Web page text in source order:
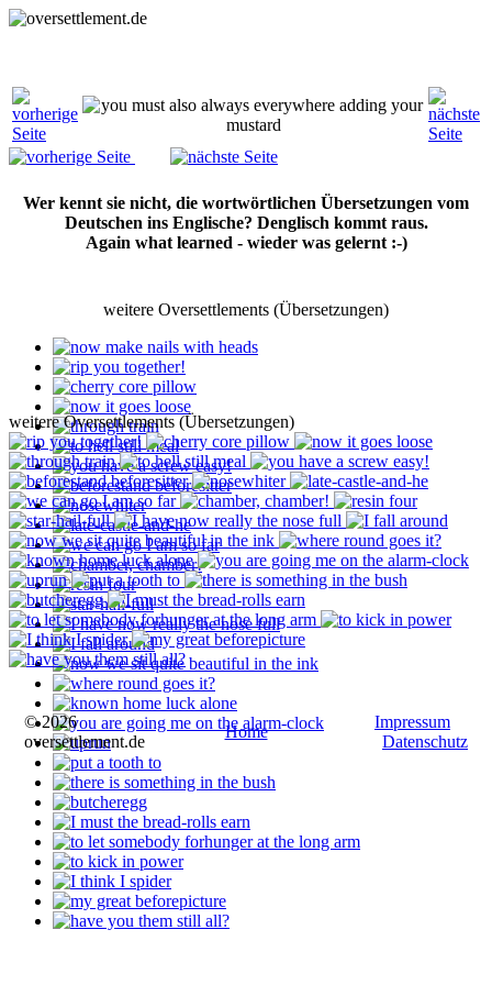
Wer kennt sie nicht, die wortwörtlichen Übersetzungen vom
Deutschen ins Englische? Denglisch kommt raus.
Again what learned - wieder was gelernt :-)
weitere Oversettlements (Übersetzungen)
weitere Oversettlements (Übersetzungen)
© 2026
oversettlement.de
Home
Impressum
Datenschutz